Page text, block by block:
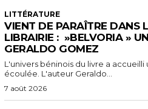
LITTÉRATURE
VIENT DE PARAÎTRE DANS
LIBRAIRIE : »BELVORIA »
GERALDO GOMEZ
L'univers béninois du livre a
écoulée. L'auteur Geraldo...
7 août 2026